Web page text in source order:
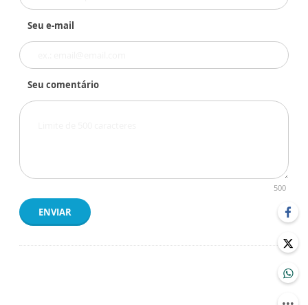
Seu e-mail
Seu comentário
500
ENVIAR